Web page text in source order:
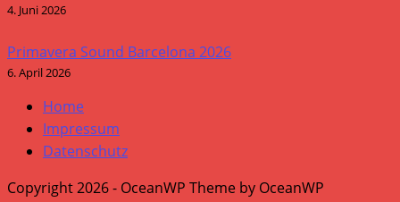
4. Juni 2026
Primavera Sound Barcelona 2026
6. April 2026
Home
Impressum
Datenschutz
Copyright 2026 - OceanWP Theme by OceanWP